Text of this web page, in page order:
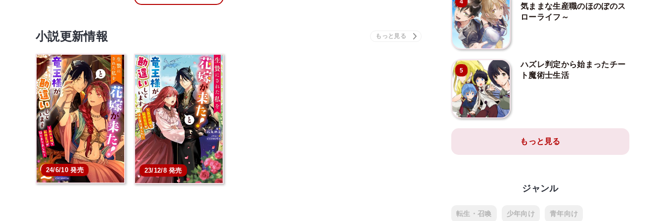
小説更新情報
24/6/10 発売 23/12/8 発売
気ままな生産職のほのぼのス
ローライフ～
5
ハズレ判定から始まったチー
ト魔術士生活
もっと見る
ジャンル
転生・召喚 少年向け 青年向け